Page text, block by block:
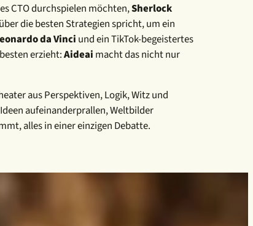
CTO durchspielen möchten,Sherlock
die besten Strategien spricht, um ein
da Vinci und ein TikTok-begeistertes
erzieht:Aideai macht das nicht nur
aus Perspektiven, Logik, Witz und
aufeinanderprallen, Weltbilder
alles in einer einzigen Debatte.